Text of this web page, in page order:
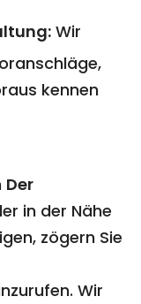
Wir
kennen
Der
in der Nähe
zögern Sie
Wir